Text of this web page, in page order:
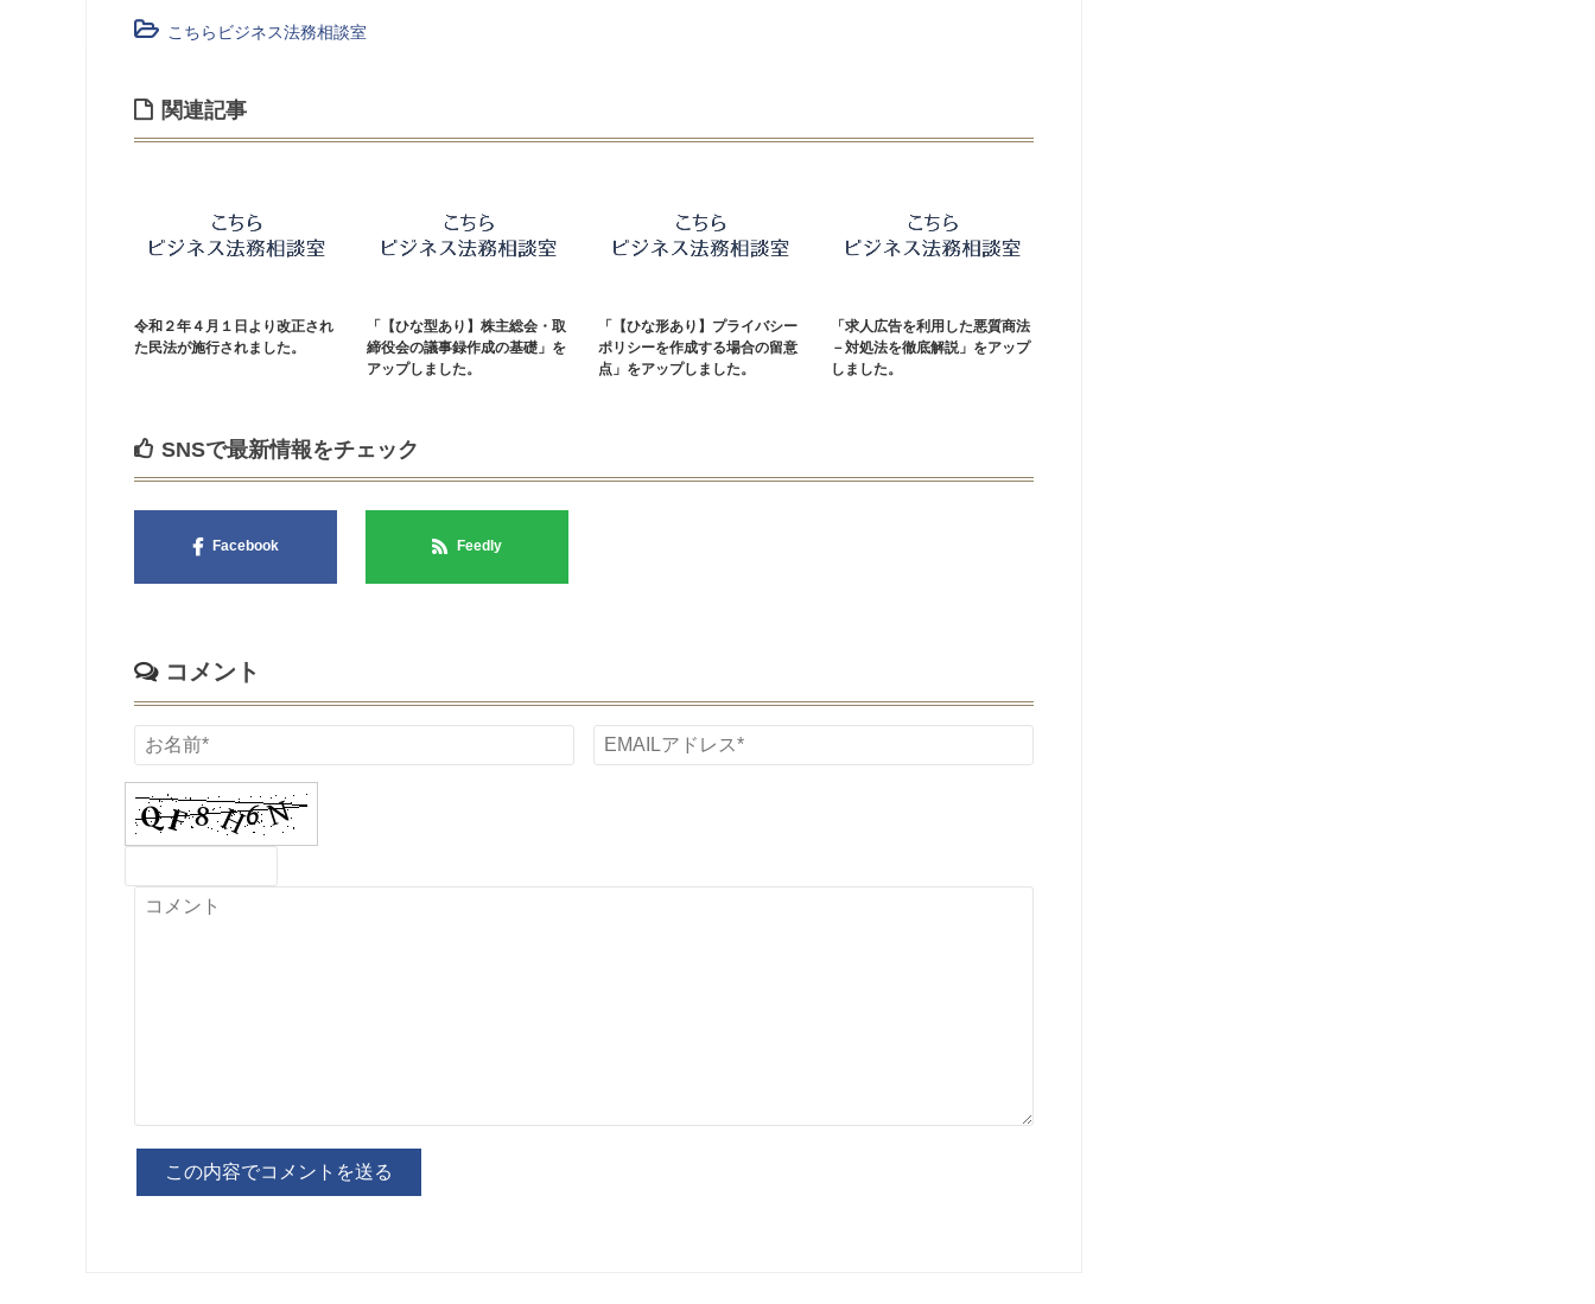
こちらビジネス法務相談室
関連記事
令和２年４月１日より改正され
た民法が施行されました。
「【ひな型あり】株主総会・取
締役会の議事録作成の基礎」を
アップしました。
「【ひな形あり】プライバシー
ポリシーを作成する場合の留意
点」をアップしました。
「求人広告を利用した悪質商法
－対処法を徹底解説」をアップ
しました。
SNSで最新情報をチェック
Facebook Feedly
コメント